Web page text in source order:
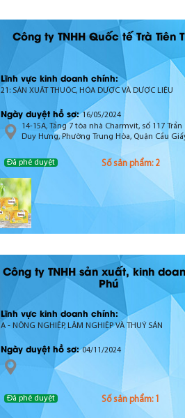
Công ty TNHH Quốc tế Trà Tiên
Lĩnh vực kinh doanh chính:
21: SẢN XUẤT THUỐC, HÓA DƯỢC VÀ DƯỢC LIỆU
Ngày duyệt hồ sơ:16/05/2024
14-15A, Tầng 7 tòa nhà Charmvit, số 117 Trần
Duy Hưng, Phường Trung Hòa, Quận Cầu
TP Hà Nội
Đã phê duyệt
Số sản phẩm: 2
Công ty TNHH sản xuất, kinh
Phú
Lĩnh vực kinh doanh chính:
A - NÔNG NGHIỆP, LÂM NGHIỆP VÀ THUỶ SẢN
Ngày duyệt hồ sơ:04/11/2024
Đã phê duyệt Số sản phẩm: 1